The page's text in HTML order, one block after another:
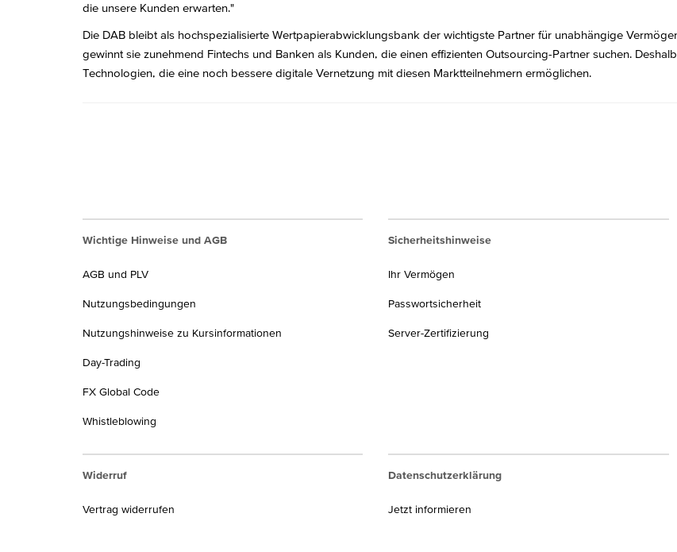
die unsere Kunden erwarten."
Die DAB bleibt als hochspezialisierte Wertpapierabwicklungsbank der wichtigste Partner für unabhängige
gewinnt sie zunehmend Fintechs und Banken als Kunden, die einen effizienten Outsourcing-Partner suchen.
Technologien, die eine noch bessere digitale Vernetzung mit diesen Marktteilnehmern ermöglichen.
Wichtige Hinweise und AGB
AGB und PLV
Nutzungsbedingungen
Nutzungshinweise zu Kursinformationen
Day-Trading
FX Global Code
Whistleblowing
Sicherheitshinweise
Ihr Vermögen
Passwortsicherheit
Server-Zertifizierung
Widerruf
Vertrag widerrufen
Datenschutzerklärung
Jetzt informieren